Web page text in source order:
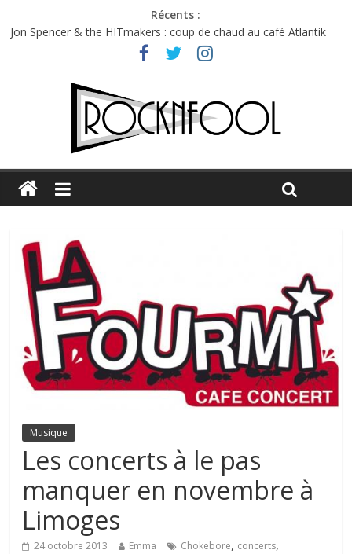
Récents :
Jon Spencer & the HITmakers : coup de chaud au café Atlantik
Hellfest 2026 vendredi : température et émotions en hausse
Hellfest 2026 jeudi : impossible de choisir entre chaleur et bonne
Première édition du Midgard Festival : entre bière, métal et
Charlie Puth à l’Olympia : la leçon de pop du Professeur Puth
Musique
Les concerts à le pas
manquer en novembre à
Limoges
24 octobre 2013 Emma Chokebore, concerts,